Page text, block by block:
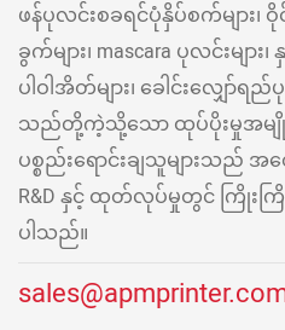
ဖန်ပုလင်းစခရင်ပုံနှိပ်စက်များ၊ ဝို
ခွက်များ၊ mascara ပုလင်းများ၊
ပါဝါအိတ်များ၊ ခေါင်းလျှော်ရည်
သည်တို့ကဲ့သို့သော ထုပ်ပိုးမှုအမျို
ပစ္စည်းရောင်းချသူများသည်
R&D နှင့် ထုတ်လုပ်မှုတွင် ကြိုးကြို
ပါသည်။